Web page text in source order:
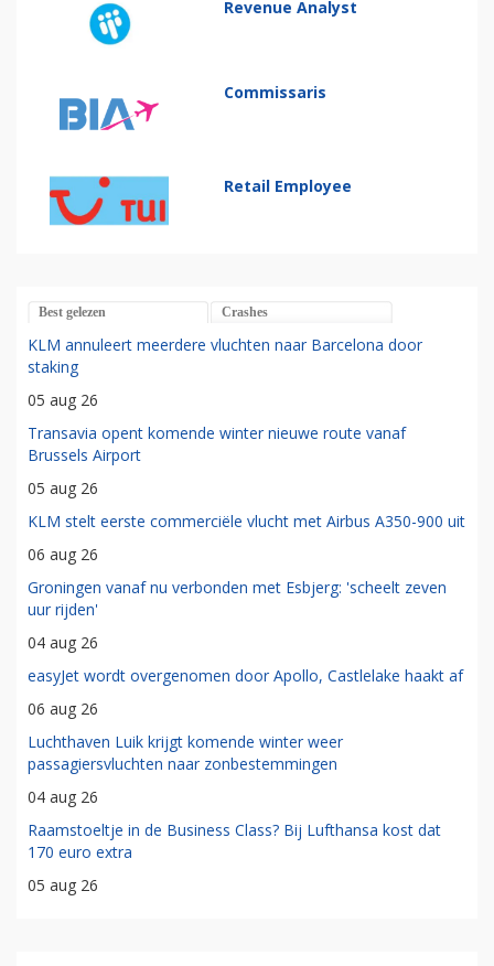
Revenue Analyst
Commissaris
Retail Employee
Best gelezen Crashes
KLM annuleert meerdere vluchten naar Barcelona door
staking
05 aug 26
Transavia opent komende winter nieuwe route vanaf
Brussels Airport
05 aug 26
KLM stelt eerste commerciële vlucht met Airbus A350-900 uit
06 aug 26
Groningen vanaf nu verbonden met Esbjerg: 'scheelt zeven
uur rijden'
04 aug 26
easyJet wordt overgenomen door Apollo, Castlelake haakt af
06 aug 26
Luchthaven Luik krijgt komende winter weer
passagiersvluchten naar zonbestemmingen
04 aug 26
Raamstoeltje in de Business Class? Bij Lufthansa kost dat
170 euro extra
05 aug 26